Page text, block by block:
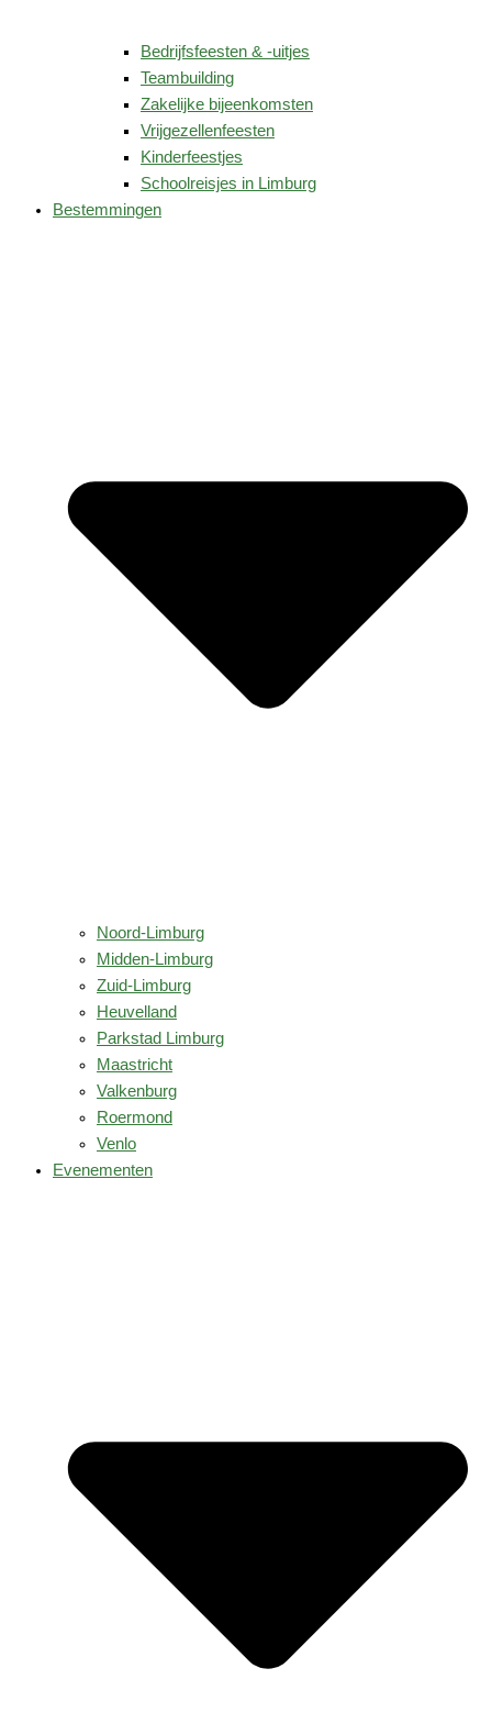
Bedrijfsfeesten & -uitjes
Teambuilding
Zakelijke bijeenkomsten
Vrijgezellenfeesten
Kinderfeestjes
Schoolreisjes in Limburg
Bestemmingen
Noord-Limburg
Midden-Limburg
Zuid-Limburg
Heuvelland
Parkstad Limburg
Maastricht
Valkenburg
Roermond
Venlo
Evenementen